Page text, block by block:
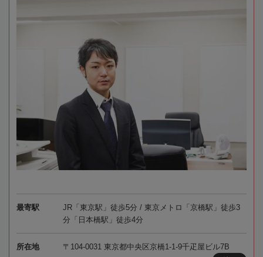
最寄駅
JR「東京駅」徒歩5分 / 東京メトロ「京橋駅」徒歩3
分「日本橋駅」徒歩4分
所在地 〒104-0031 東京都中央区京橋1-1-9千疋屋ビル7B